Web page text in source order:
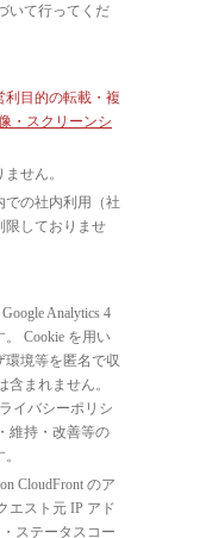
いて行ってくだ
利目的の転載・複
・スクリーンシ
せん。
での社内利用（社
限しておりませ
Analytics 4
Cookie を用い
境等を匿名で収
まれません。
イバシーポリシ
維持・改善等の
CloudFront のア
エスト元 IP アド
ステータスコー